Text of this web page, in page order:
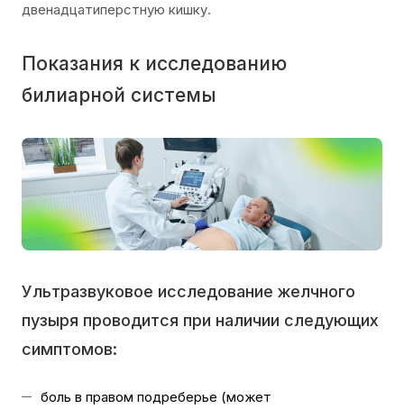
двенадцатиперстную кишку.
Показания к исследованию
билиарной системы
Ультразвуковое исследование желчного
пузыря проводится при наличии следующих
симптомов:
боль в правом подреберье (может